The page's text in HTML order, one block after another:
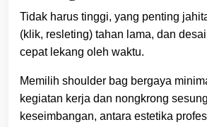
Tidak harus tinggi, yang penting
(klik, resleting) tahan lama, dan
cepat lekang oleh waktu.
Memilih shoulder bag bergaya
kegiatan kerja dan nongkrong
keseimbangan, antara estetika